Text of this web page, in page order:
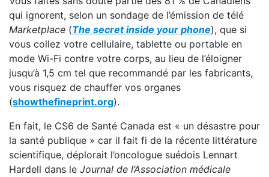
qui ignorent, selon un sondage de l’émission de télé
Marketplace (The secret inside your phone), que si
vous collez votre cellulaire, tablette ou portable en
mode Wi-Fi contre votre corps, au lieu de l’éloigner
jusqu’à 1,5 cm tel que recommandé par les fabricants,
vous risquez de chauffer vos organes
(showthefineprint.org).
En fait, le CS6 de Santé Canada est « un désastre pour
la santé publique » car il fait fi de la récente littérature
scientifique, déplorait l’oncologue suédois Lennart
Hardell dans le Journal de l’Association médicale